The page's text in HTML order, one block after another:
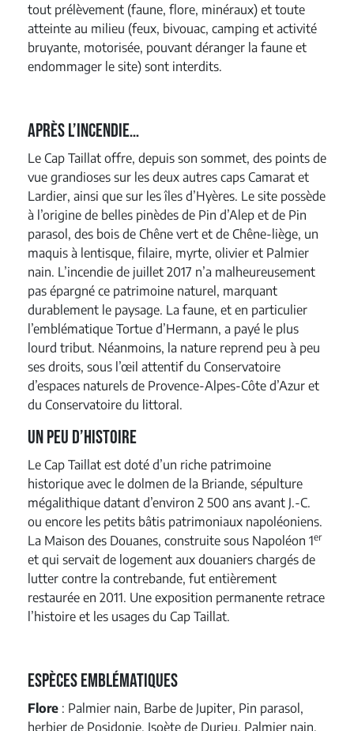
tout prélèvement (faune, flore, minéraux) et toute
atteinte au milieu (feux, bivouac, camping et activité
bruyante, motorisée, pouvant déranger la faune et
endommager le site) sont interdits.
Après l’incendie…
Le Cap Taillat offre, depuis son sommet, des points de
vue grandioses sur les deux autres caps Camarat et
Lardier, ainsi que sur les îles d’Hyères. Le site possède
à l’origine de belles pinèdes de Pin d’Alep et de Pin
parasol, des bois de Chêne vert et de Chêne-liège, un
maquis à lentisque, filaire, myrte, olivier et Palmier
nain. L’incendie de juillet 2017 n’a malheureusement
pas épargné ce patrimoine naturel, marquant
durablement le paysage. La faune, et en particulier
l’emblématique Tortue d’Hermann, a payé le plus
lourd tribut. Néanmoins, la nature reprend peu à peu
ses droits, sous l’œil attentif du Conservatoire
d’espaces naturels de Provence-Alpes-Côte d’Azur et
du Conservatoire du littoral.
Un peu d’histoire
Le Cap Taillat est doté d’un riche patrimoine
historique avec le dolmen de la Briande, sépulture
mégalithique datant d’environ 2 500 ans avant J.-C.
ou encore les petits bâtis patrimoniaux napoléoniens.
La Maison des Douanes, construite sous Napoléon 1er
et qui servait de logement aux douaniers chargés de
lutter contre la contrebande, fut entièrement
restaurée en 2011. Une exposition permanente retrace
l’histoire et les usages du Cap Taillat.
Espèces emblématiques
Flore : Palmier nain, Barbe de Jupiter, Pin parasol,
herbier de Posidonie, Isoète de Durieu, Palmier nain,